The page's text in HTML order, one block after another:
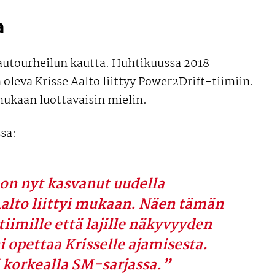
kautta. Huhtikuussa 2018
Krisse Aalto liittyy Power2Drift-tiimiin.
luottavaisin mielin.
nyt kasvanut uudella
liittyi mukaan. Näen tämän
että lajille näkyvyyden
Krisselle ajamisesta.
SM-sarjassa.”